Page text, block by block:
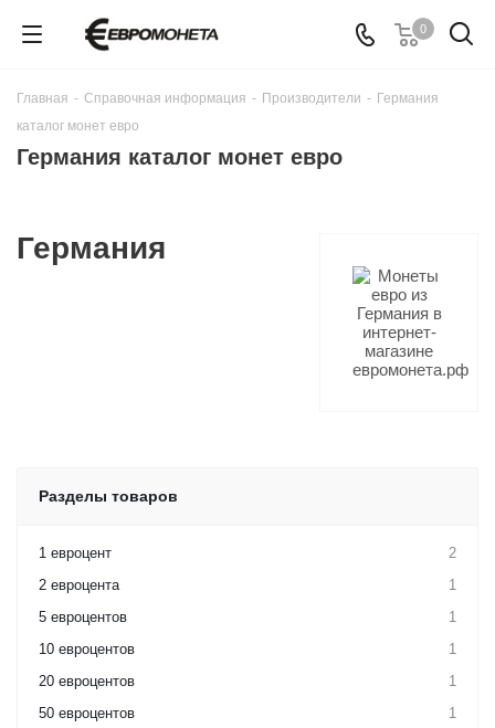
0
Главная - Справочная информация - Производители - Германия
каталог монет евро
Германия каталог монет евро
Германия
Разделы товаров
1 евроцент
2
2 евроцента
1
5 евроцентов
1
10 евроцентов
1
20 евроцентов
1
50 евроцентов
1